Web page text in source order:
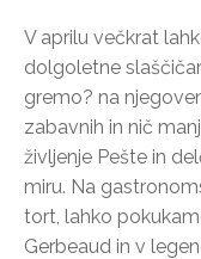
V aprilu večkrat
dolgoletne
gremo? na
zabavnih in nič
življenje Pešte in
miru. Na
tort, lahko
Gerbeaud in v